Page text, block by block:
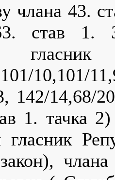
члана 43.
став 1.
10,101/11,
, 142/14,68/
1. тачка